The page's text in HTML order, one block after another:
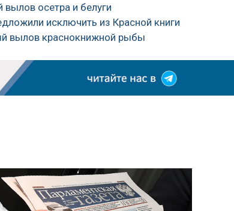
вылов осетра и белуги
исключить из Красной книги
вылов краснокнижной рыбы